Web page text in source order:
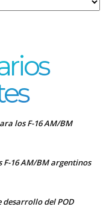
los F-16 AM/BM
16 AM/BM argentinos
desarrollo del POD